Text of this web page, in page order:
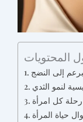
المحتويات
إلى النضج
لنمو الثدي
رحلة كل امرأة
حياة المرأة